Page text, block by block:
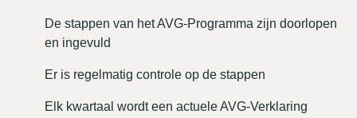
De stappen van het AVG-Programma zijn doorlopen
en ingevuld
Er is regelmatig controle op de stappen
Elk kwartaal wordt een actuele AVG-Verklaring